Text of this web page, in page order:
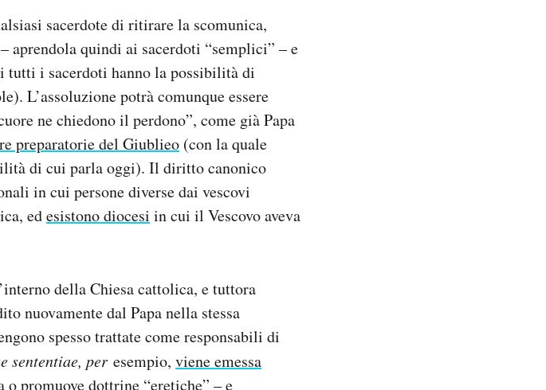
sacerdote di ritirare la scomunica,
quindi ai sacerdoti “semplici” – e
tutti i sacerdoti hanno la possibilità di
L’assoluzione potrà comunque essere
ne chiedono il perdono”, come già Papa
preparatorie del Giublieo (con la quale
di cui parla oggi). Il diritto canonico
in cui persone diverse dai vescovi
edesistono diocesi in cui il Vescovo aveva
della Chiesa cattolica, e tuttora
nuovamente dal Papa nella stessa
spesso trattate come responsabili di
sententiae, per esempio, viene emessa
promuove dottrine “eretiche” – e